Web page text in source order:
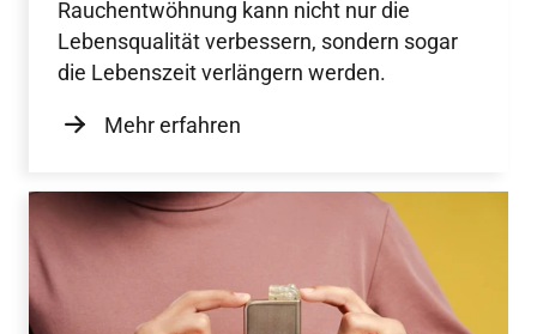
Rauchentwöhnung kann nicht nur die
Lebensqualität verbessern, sondern sogar
die Lebenszeit verlängern werden.
Mehr erfahren